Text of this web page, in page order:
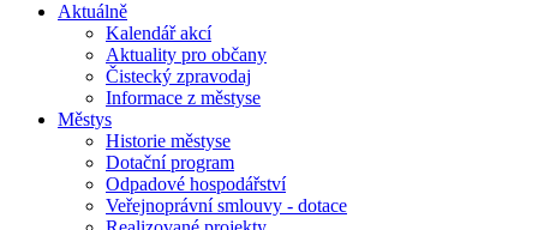
Aktuálně
Kalendář akcí
Aktuality pro občany
Čistecký zpravodaj
Informace z městyse
Městys
Historie městyse
Dotační program
Odpadové hospodářství
Veřejnoprávní smlouvy - dotace